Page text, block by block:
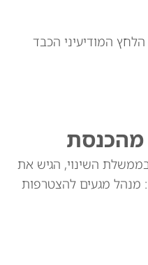
על רקע הלחץ המודיעיני הכבד
מהכנסת
שר לביטחון הפנים בממשלת השינוי, הגיש את
תיכנס לתוקף תוך 48 שעות • דיווחים: מנהל מגעים להצטרפות